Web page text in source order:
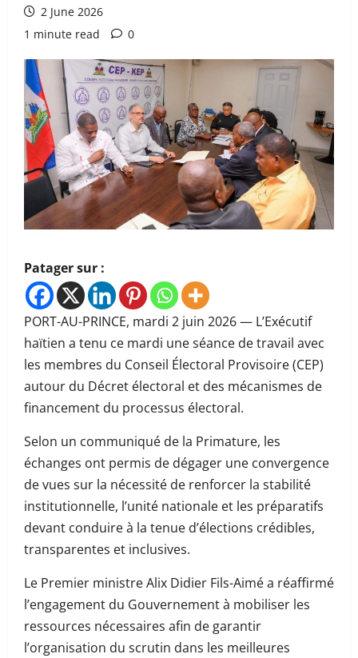
2 June 2026
1 minute read
0
Patager sur :
PORT-AU-PRINCE, mardi 2 juin 2026 — L’Exécutif
haïtien a tenu ce mardi une séance de travail avec
les membres du Conseil Électoral Provisoire (CEP)
autour du Décret électoral et des mécanismes de
financement du processus électoral.
Selon un communiqué de la Primature, les
échanges ont permis de dégager une convergence
de vues sur la nécessité de renforcer la stabilité
institutionnelle, l’unité nationale et les préparatifs
devant conduire à la tenue d’élections crédibles,
transparentes et inclusives.
Le Premier ministre Alix Didier Fils-Aimé a réaffirmé
l’engagement du Gouvernement à mobiliser les
ressources nécessaires afin de garantir
l’organisation du scrutin dans les meilleures